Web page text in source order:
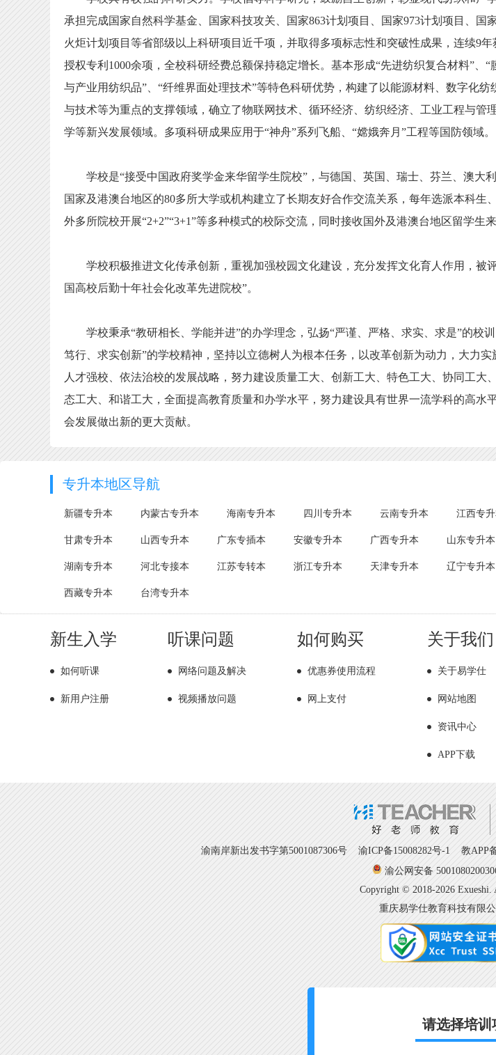
承担完成国家自然科学基金、国家科技攻关、国家863计划项目、国家973计划项目、国
火炬计划项目等省部级以上科研项目近千项，并取得多项标志性和突破性成果，连续9
授权专利1000余项，全校科研经费总额保持稳定增长。基本形成“先进纺织复合材料”、“
与产业用纺织品”、“纤维界面处理技术”等特色科研优势，构建了以能源材料、数字化
与技术等为重点的支撑领域，确立了物联网技术、循环经济、纺织经济、工业工程与管
学等新兴发展领域。多项科研成果应用于“神舟”系列飞船、“嫦娥奔月”工程等国防领域。
学校是“接受中国政府奖学金来华留学生院校”，与德国、英国、瑞士、芬兰、澳大
国家及港澳台地区的80多所大学或机构建立了长期友好合作交流关系，每年选派本科生
外多所院校开展“2+2”“3+1”等多种模式的校际交流，同时接收国外及港澳台地区留学生来
学校积极推进文化传承创新，重视加强校园文化建设，充分发挥文化育人作用，被评
国高校后勤十年社会化改革先进院校”。
学校秉承“教研相长、学能并进”的办学理念，弘扬“严谨、严格、求实、求是”的校训
笃行、求实创新”的学校精神，坚持以立德树人为根本任务，以改革创新为动力，大力实
人才强校、依法治校的发展战略，努力建设质量工大、创新工大、特色工大、协同工大
态工大、和谐工大，全面提高教育质量和办学水平，努力建设具有世界一流学科的高水
会发展做出新的更大贡献。
专升本地区导航
新疆专升本 内蒙古专升本 海南专升本 四川专升本 云南专升本 江西专
甘肃专升本 山西专升本 广东专插本 安徽专升本 广西专升本 山东专升本
湖南专升本 河北专接本 江苏专转本 浙江专升本 天津专升本 辽宁专升本
西藏专升本 台湾专升本
新生入学
如何听课
新用户注册
听课问题
网络问题及解决
视频播放问题
如何购买
优惠券使用流程
网上支付
关于我们
关于易学仕
网站地图
资讯中心
APP下载
渝南岸新出发书字第5001087306号 渝ICP备15008282号-1 教APP
渝公网安备
Copyright © 2018-2026 Exueshi.
重庆易学仕教育科技有限
请选择培训